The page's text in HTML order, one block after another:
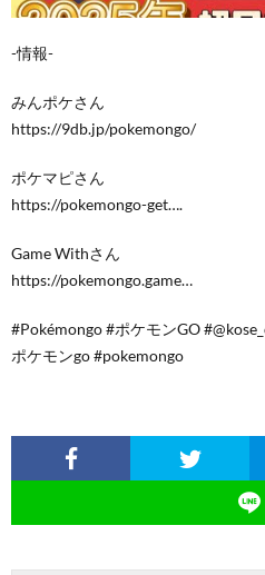
-情報-
みんポケさん
https://9db.jp/pokemongo/
ポケマピさん
https://pokemongo-get….
Game Withさん
https://pokemongo.game…
#Pokémongo #ポケモンGO
ポケモンgo #pokemongo